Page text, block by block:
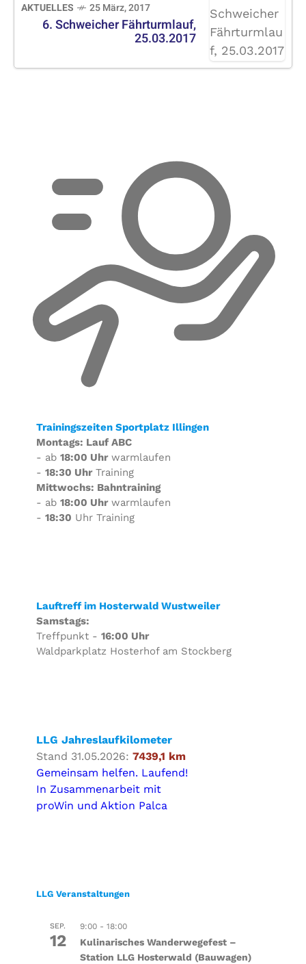
AKTUELLES 25 März, 2017
6. Schweicher Fährturmlauf,
25.03.2017
Trainingszeiten Sportplatz Illingen
Montags: Lauf ABC
- ab 18:00 Uhrwarmlaufen
- 18:30 UhrTraining
Mittwochs: Bahntraining
- ab 18:00 Uhrwarmlaufen
- 18:30 Uhr Training
Lauftreff im Hosterwald Wustweiler
Samstags:
Treffpunkt - 16:00 Uhr
Waldparkplatz Hosterhof am Stockberg
LLG Jahreslaufkilometer
Stand 31.05.2026: 7439,1 km
Gemeinsam helfen. Laufend!
In Zusammenarbeit mit
proWin und Aktion Palca
LLG Veranstaltungen
SEP.
12
9:00- 18:00
Kulinarisches Wanderwegefest –
Station LLG Hosterwald (Bauwagen)